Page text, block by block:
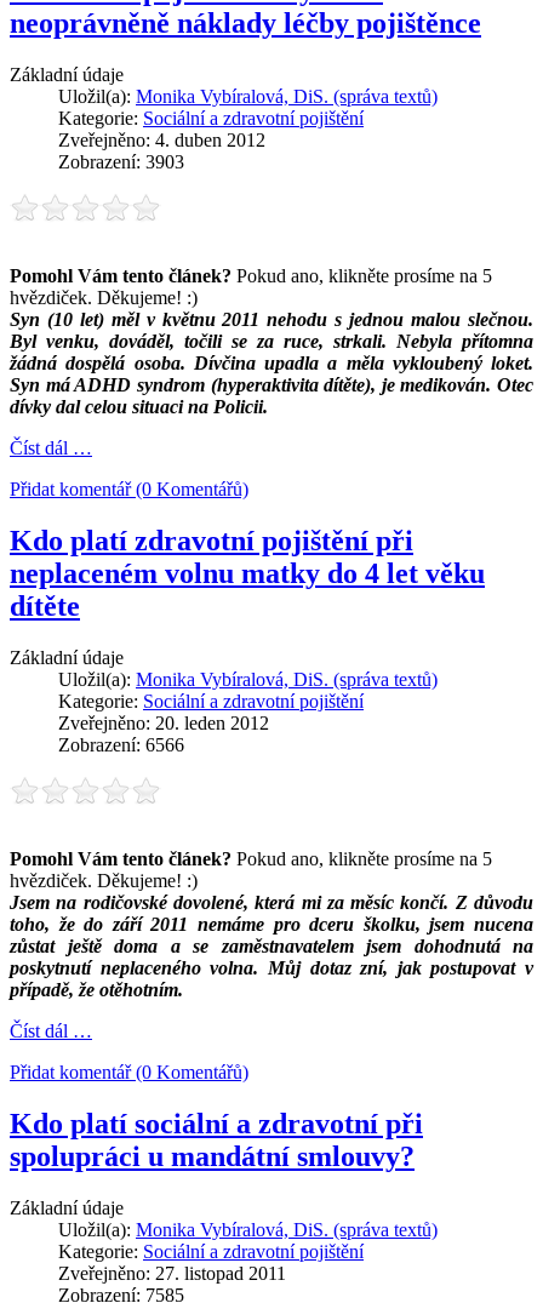
neoprávněně náklady léčby pojištěnce
Základní údaje
Uložil(a): Monika Vybíralová, DiS. (správa textů)
Kategorie: Sociální a zdravotní pojištění
Zveřejněno: 4. duben 2012
Zobrazení: 3903
Pomohl Vám tento článek? Pokud ano, klikněte prosíme na 5
hvězdiček. Děkujeme! :)
Syn (10 let) měl v květnu 2011 nehodu s jednou malou slečnou.
Byl venku, dováděl, točili se za ruce, strkali. Nebyla přítomna
žádná dospělá osoba. Dívčina upadla a měla vykloubený loket.
Syn má ADHD syndrom (hyperaktivita dítěte), je medikován. Otec
dívky dal celou situaci na Policii.
Číst dál …
Přidat komentář (0 Komentářů)
Kdo platí zdravotní pojištění při
neplaceném volnu matky do 4 let věku
dítěte
Základní údaje
Uložil(a): Monika Vybíralová, DiS. (správa textů)
Kategorie: Sociální a zdravotní pojištění
Zveřejněno: 20. leden 2012
Zobrazení: 6566
Pomohl Vám tento článek? Pokud ano, klikněte prosíme na 5
hvězdiček. Děkujeme! :)
Jsem na rodičovské dovolené, která mi za měsíc končí. Z důvodu
toho, že do září 2011 nemáme pro dceru školku, jsem nucena
zůstat ještě doma a se zaměstnavatelem jsem dohodnutá na
poskytnutí neplaceného volna. Můj dotaz zní, jak postupovat v
případě, že otěhotním.
Číst dál …
Přidat komentář (0 Komentářů)
Kdo platí sociální a zdravotní při
spolupráci u mandátní smlouvy?
Základní údaje
Uložil(a): Monika Vybíralová, DiS. (správa textů)
Kategorie: Sociální a zdravotní pojištění
Zveřejněno: 27. listopad 2011
Zobrazení: 7585